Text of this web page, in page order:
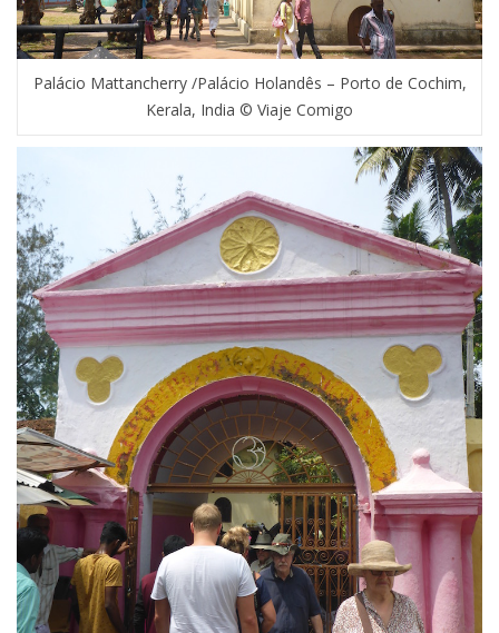
Palácio Mattancherry /Palácio Holandês – Porto de Cochim,
Kerala, India © Viaje Comigo